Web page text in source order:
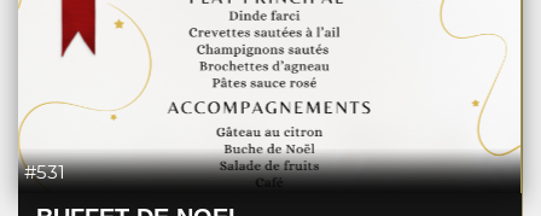
#531